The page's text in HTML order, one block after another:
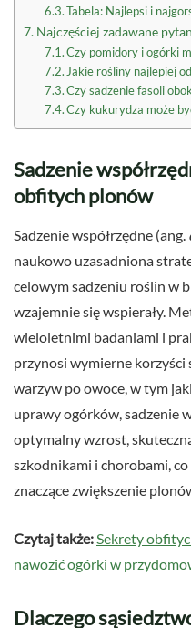
Tabela: Najlepsi i
Najczęściej zadawane
Czy pomidory i ogórki
Jakie rośliny najlepiej
Czy sadzenie fasoli
Czy kukurydza może
Sadzenie
obfitych plonów
Sadzenie współrzędne (ang.
naukowo uzasadniona
celowym sadzeniu roślin w
wzajemnie się wspierały.
wieloletnimi badaniami i
przynosi wymierne
warzyw po owoce, w tym
uprawy ogórków, sadzenie
optymalny wzrost,
szkodnikami i chorobami,
znaczące zwiększenie
Czytaj także: Sekrety
nawozić ogórki w
Dlaczego